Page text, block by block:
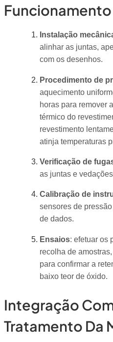
Funcionamento
Instalação
alinhar as juntas,
com os desenhos.
Procedimento de
aquecimento
horas para remover
térmico do
revestimento
atinja temperaturas
Verificação de
as juntas e
Calibração de
sensores de
de dados.
Ensaios: efetuar os
recolha de
para confirmar a
baixo teor de óxido.
Integração
Tratamento Da